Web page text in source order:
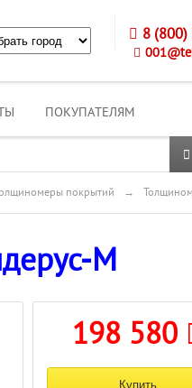
8
ПОКУПАТЕЛЯМ
покрытий →
М
198 580